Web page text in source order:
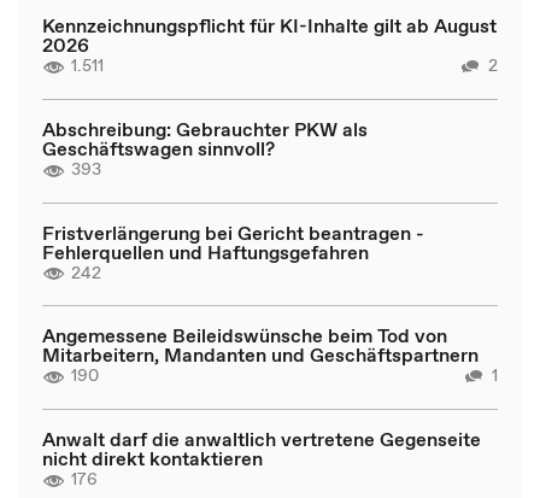
Kennzeichnungspflicht für KI-Inhalte gilt ab August
2026
1.511 2
Abschreibung: Gebrauchter PKW als
Geschäftswagen sinnvoll?
393
Fristverlängerung bei Gericht beantragen -
Fehlerquellen und Haftungsgefahren
242
Angemessene Beileidswünsche beim Tod von
Mitarbeitern, Mandanten und Geschäftspartnern
190 1
Anwalt darf die anwaltlich vertretene Gegenseite
nicht direkt kontaktieren
176